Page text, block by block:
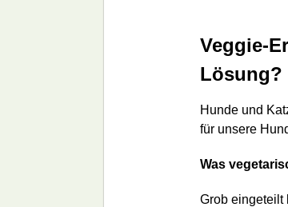
Veggie-
Lösung?
Hunde und
für unsere
Was
Grob eingeteilt